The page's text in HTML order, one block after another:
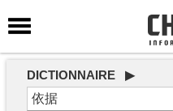
DICTIONNAIRE ▶